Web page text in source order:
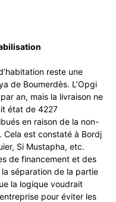
reste une
de Boumerdès. L’Opgi
an, mais la livraison ne
état de 4227
en raison de la non-
Cela est constaté à Bordj
Si Mustapha, etc.
de financement et des
séparation de la partie
la logique voudrait
pour éviter les